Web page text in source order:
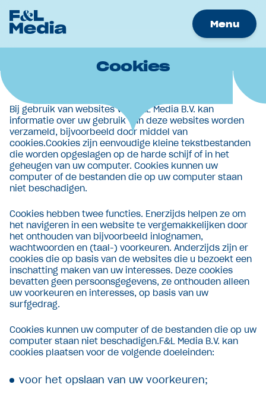
Menu
Nieuws
Samenwerkingen
Werken bij
Over Ons
Contact
Cookies
Bij gebruik van websites van F&L Media B.V. kan
informatie over uw gebruik van deze websites worden
verzameld, bijvoorbeeld door middel van
cookies.Cookies zijn eenvoudige kleine tekstbestanden
die worden opgeslagen op de harde schijf of in het
geheugen van uw computer. Cookies kunnen uw
computer of de bestanden die op uw computer staan
niet beschadigen.
Cookies hebben twee functies. Enerzijds helpen ze om
het navigeren in een website te vergemakkelijken door
het onthouden van bijvoorbeeld inlognamen,
wachtwoorden en (taal-) voorkeuren. Anderzijds zijn er
cookies die op basis van de websites die u bezoekt een
inschatting maken van uw interesses. Deze cookies
bevatten geen persoonsgegevens, ze onthouden alleen
uw voorkeuren en interesses, op basis van uw
surfgedrag.
Cookies kunnen uw computer of de bestanden die op uw
computer staan niet beschadigen.F&L Media B.V. kan
cookies plaatsen voor de volgende doeleinden:
voor het opslaan van uw voorkeuren;